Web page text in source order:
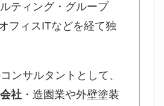
ティング・グループ
フィスITなどを経て独
ンサルタントとして、
社 ・造園業や外壁塗装